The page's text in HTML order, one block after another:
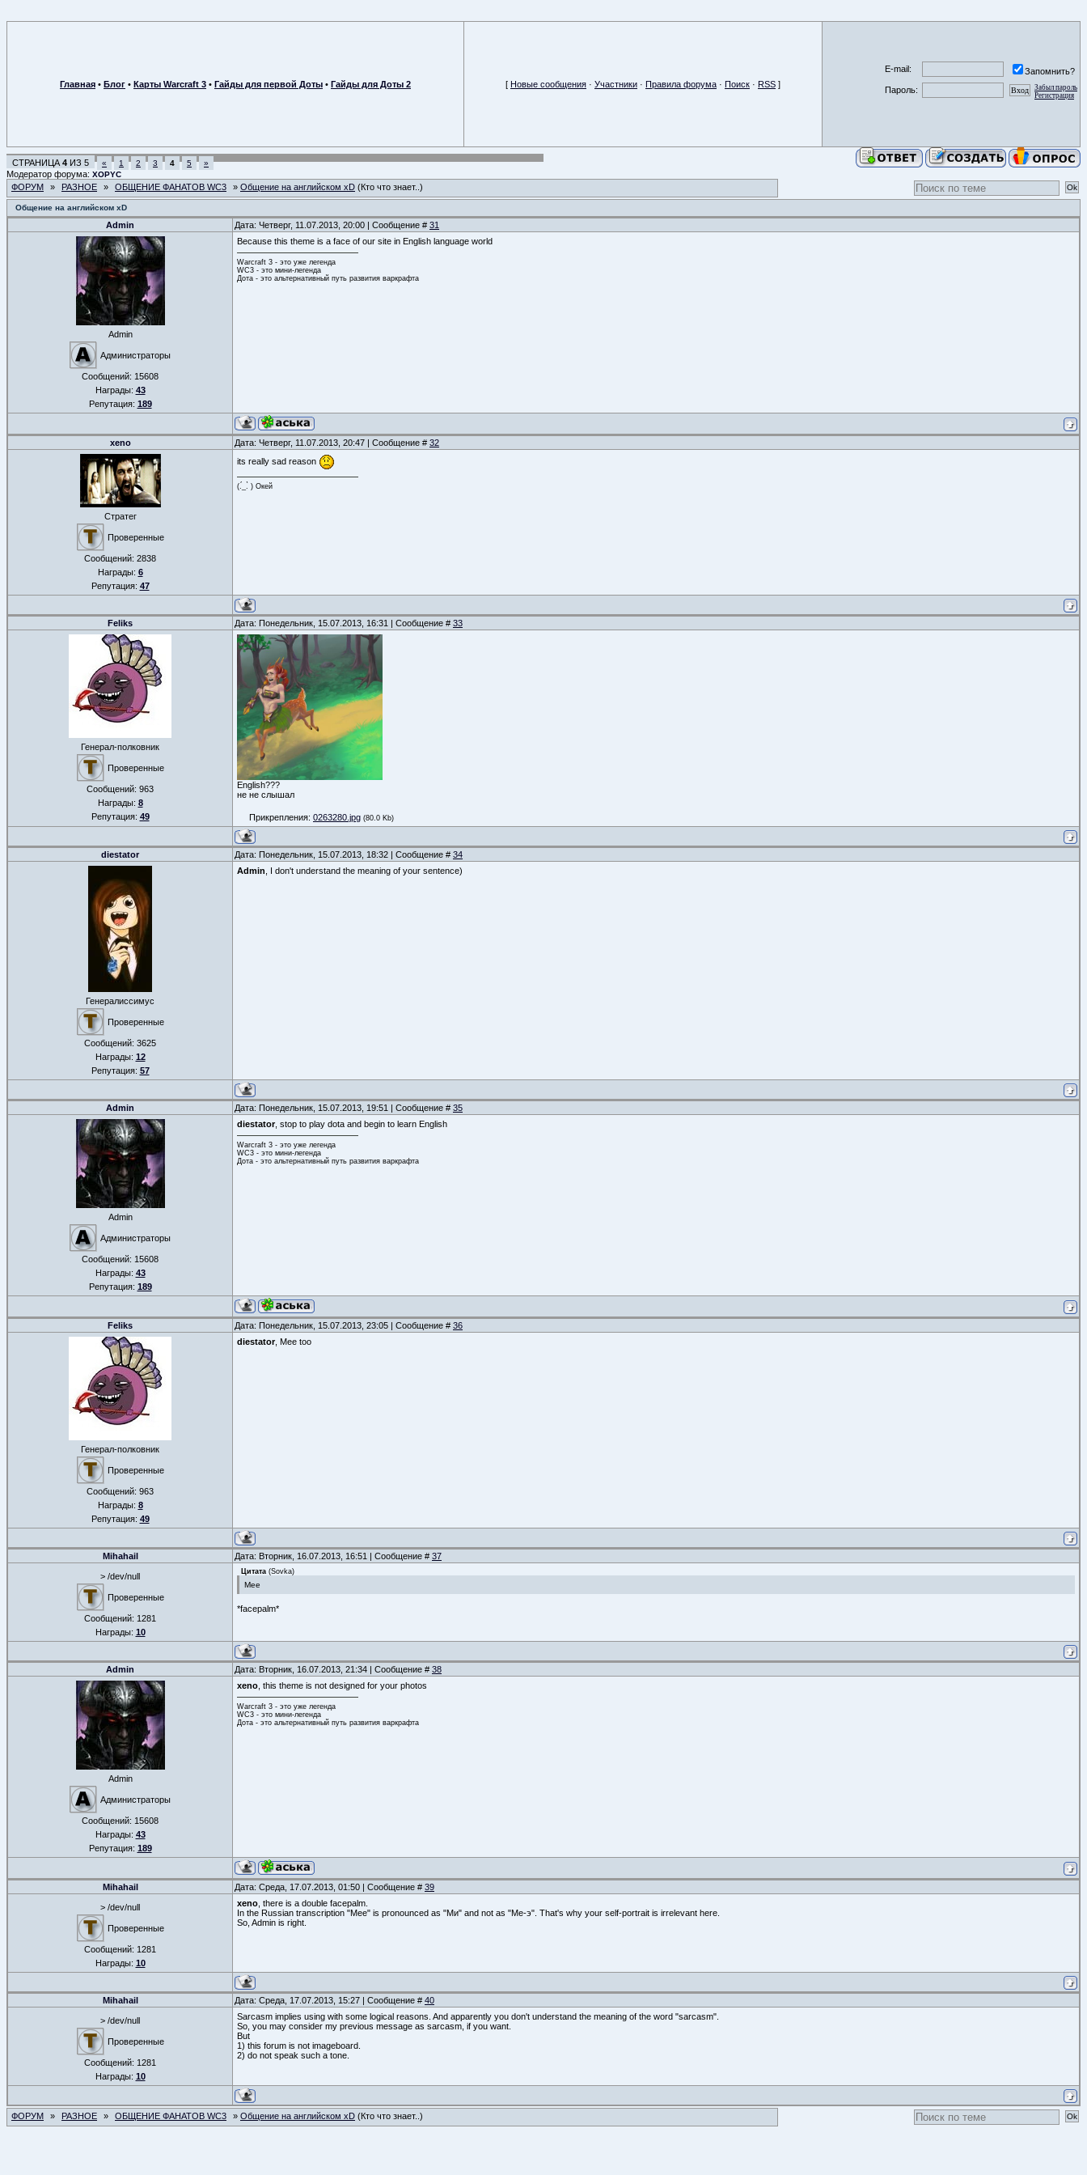
Главная • Блог • Карты Warcraft 3 • Гайды для первой Доты • Гайды для Доты 2 [ Новые сообщения · Участники · Правила форума · Поиск · RSS ]
E-mail:
Запомнить?
Пароль:
Забыл пароль
Регистрация
СТРАНИЦА 4 ИЗ 5 « 1 2 3 4 5 »
Модератор форума: XOPYC
ФОРУМ » РАЗНОЕ » ОБЩЕНИЕ ФАНАТОВ WC3 » Общение на английском xD (Кто что знает..)
Общение на английском xD
Admin Дата: Четверг, 11.07.2013, 20:00 | Сообщение # 31
Admin
Администраторы
Сообщений: 15608
Награды: 43
Репутация: 189
Because this theme is a face of our site in English language world
Warcraft 3 - это уже легенда
WC3 - это мини-легенда
Дота - это альтернативный путь развития варкрафта
xeno Дата: Четверг, 11.07.2013, 20:47 | Сообщение # 32
Стратег
Проверенные
Сообщений: 2838
Награды: 6
Репутация: 47
its really sad reason
(.́_.̀ ) Окей
Feliks Дата: Понедельник, 15.07.2013, 16:31 | Сообщение # 33
Генерал-полковник
Проверенные
Сообщений: 963
Награды: 8
Репутация: 49
English???
не не слышал
Прикрепления: 0263280.jpg (80.0 Kb)
diestator Дата: Понедельник, 15.07.2013, 18:32 | Сообщение # 34
Генералиссимус
Проверенные
Сообщений: 3625
Награды: 12
Репутация: 57
Admin , I don't understand the meaning of your sentence)
Admin Дата: Понедельник, 15.07.2013, 19:51 | Сообщение # 35
Admin
Администраторы
Сообщений: 15608
Награды: 43
Репутация: 189
diestator, stop to play dota and begin to learn English
Warcraft 3 - это уже легенда
WC3 - это мини-легенда
Дота - это альтернативный путь развития варкрафта
Feliks Дата: Понедельник, 15.07.2013, 23:05 | Сообщение # 36
Генерал-полковник
Проверенные
Сообщений: 963
Награды: 8
Репутация: 49
diestator, Mee too
Mihahail Дата: Вторник, 16.07.2013, 16:51 | Сообщение # 37
> /dev/null
Проверенные
Сообщений: 1281
Награды: 10
Цитата (Sovka)
Mee
*facepalm*
Admin Дата: Вторник, 16.07.2013, 21:34 | Сообщение # 38
Admin
Администраторы
Сообщений: 15608
Награды: 43
Репутация: 189
xeno , this theme is not designed for your photos
Warcraft 3 - это уже легенда
WC3 - это мини-легенда
Дота - это альтернативный путь развития варкрафта
Mihahail Дата: Среда, 17.07.2013, 01:50 | Сообщение # 39
> /dev/null
Проверенные
Сообщений: 1281
Награды: 10
xeno , there is a double facepalm.
In the Russian transcription "Mee" is pronounced as "Ми" and not as "Ме-э". That's why your self-portrait is irrelevant here.
So, Admin is right.
Mihahail Дата: Среда, 17.07.2013, 15:27 | Сообщение # 40
> /dev/null
Проверенные
Сообщений: 1281
Награды: 10
Sarcasm implies using with some logical reasons. And apparently you don't understand the meaning of the word "sarcasm".
So, you may consider my previous message as sarcasm, if you want.
But
1) this forum is not imageboard.
2) do not speak such a tone.
ФОРУМ » РАЗНОЕ » ОБЩЕНИЕ ФАНАТОВ WC3 » Общение на английском xD (Кто что знает..)